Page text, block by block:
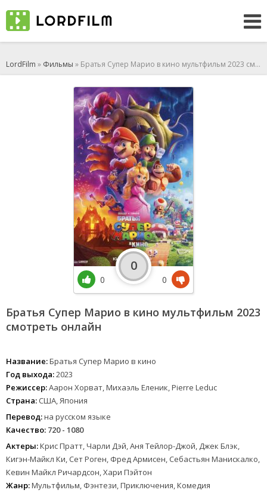
LordFilm » Фильмы » Братья Супер Марио в кино мультфильм 2023 смотреть онлайн
Братья Супер Марио в кино мультфильм 2023
смотреть онлайн
Название:Братья Супер Марио в кино
Год выхода:2023
Режиссер:Аарон Хорват, Михаэль Еленик, Pierre Leduc
Страна: США, Япония
Перевод:на русском языке
Качество: 720 - 1080
Актеры:Крис Пратт, Чарли Дэй, Аня Тейлор-Джой, Джек Блэк,
Кигэн-Майкл Ки, Сет Роген, Фред Армисен, Себастьян Манискалко,
Кевин Майкл Ричардсон, Хари Пэйтон
Жанр:Мультфильм, Фэнтези, Приключения, Комедия
0
0
0